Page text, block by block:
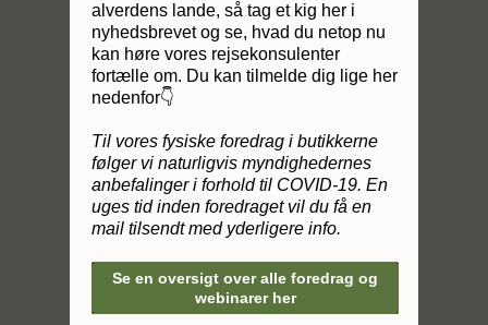
alverdens lande, så tag et kig her i
nyhedsbrevet og se, hvad du netop nu
kan høre vores rejsekonsulenter
fortælle om. Du kan tilmelde dig lige her
nedenfor👇
Til vores fysiske foredrag i butikkerne
følger vi naturligvis myndighedernes
anbefalinger i forhold til COVID-19. En
uges tid inden foredraget vil du få en
mail tilsendt med yderligere info.
Se en oversigt over alle foredrag og
webinarer her